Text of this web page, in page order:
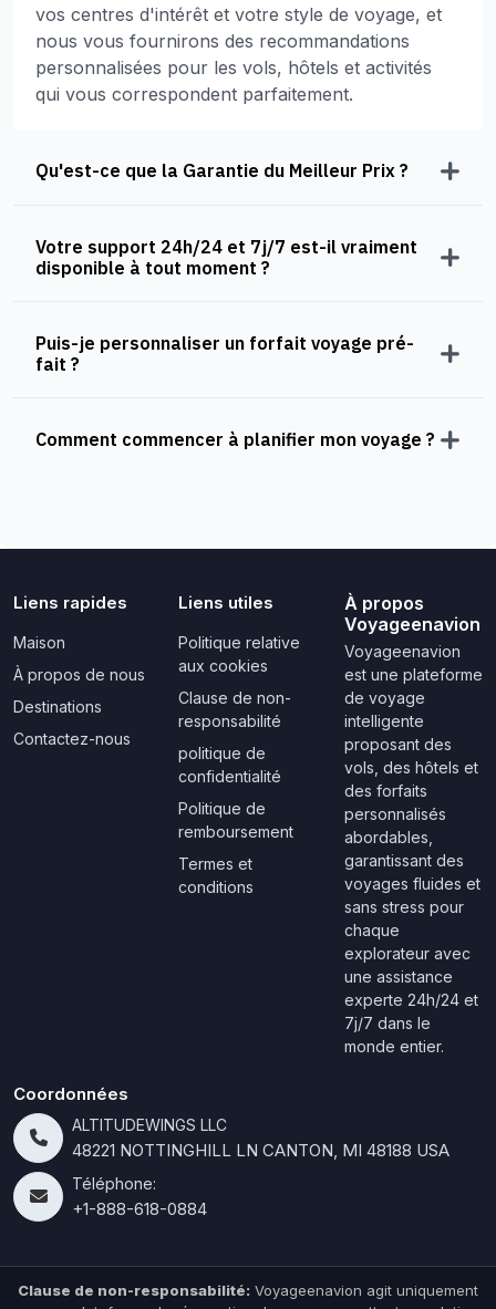
vos centres d'intérêt et votre style de voyage, et
nous vous fournirons des recommandations
personnalisées pour les vols, hôtels et activités
qui vous correspondent parfaitement.
Qu'est-ce que la Garantie du Meilleur Prix ?
Votre support 24h/24 et 7j/7 est-il vraiment
disponible à tout moment ?
Puis-je personnaliser un forfait voyage pré-
fait ?
Comment commencer à planifier mon voyage ?
Liens rapides
Maison
À propos de nous
Destinations
Contactez-nous
Liens utiles
Politique relative
aux cookies
Clause de non-
responsabilité
politique de
confidentialité
Politique de
remboursement
Termes et
conditions
À propos
Voyageenavion
Voyageenavion
est une plateforme
de voyage
intelligente
proposant des
vols, des hôtels et
des forfaits
personnalisés
abordables,
garantissant des
voyages fluides et
sans stress pour
chaque
explorateur avec
une assistance
experte 24h/24 et
7j/7 dans le
monde entier.
Coordonnées
ALTITUDEWINGS LLC
48221 NOTTINGHILL LN CANTON, MI 48188 USA
Téléphone:
+1-888-618-0884
Clause de non-responsabilité: Voyageenavion agit uniquement